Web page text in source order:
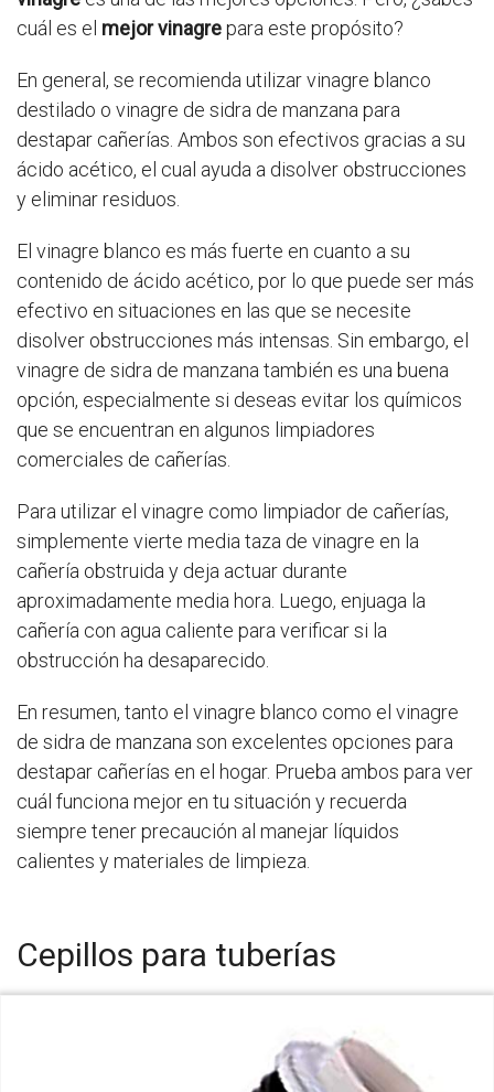
cuál es el mejor vinagrepara este propósito?
En general, se recomienda utilizar vinagre blanco
destilado o vinagre de sidra de manzana para
destapar cañerías. Ambos son efectivos gracias a su
ácido acético, el cual ayuda a disolver obstrucciones
y eliminar residuos.
El vinagre blanco es más fuerte en cuanto a su
contenido de ácido acético, por lo que puede ser más
efectivo en situaciones en las que se necesite
disolver obstrucciones más intensas. Sin embargo, el
vinagre de sidra de manzana también es una buena
opción, especialmente si deseas evitar los químicos
que se encuentran en algunos limpiadores
comerciales de cañerías.
Para utilizar el vinagre como limpiador de cañerías,
simplemente vierte media taza de vinagre en la
cañería obstruida y deja actuar durante
aproximadamente media hora. Luego, enjuaga la
cañería con agua caliente para verificar si la
obstrucción ha desaparecido.
En resumen, tanto el vinagre blanco como el vinagre
de sidra de manzana son excelentes opciones para
destapar cañerías en el hogar. Prueba ambos para ver
cuál funciona mejor en tu situación y recuerda
siempre tener precaución al manejar líquidos
calientes y materiales de limpieza.
Cepillos para tuberías